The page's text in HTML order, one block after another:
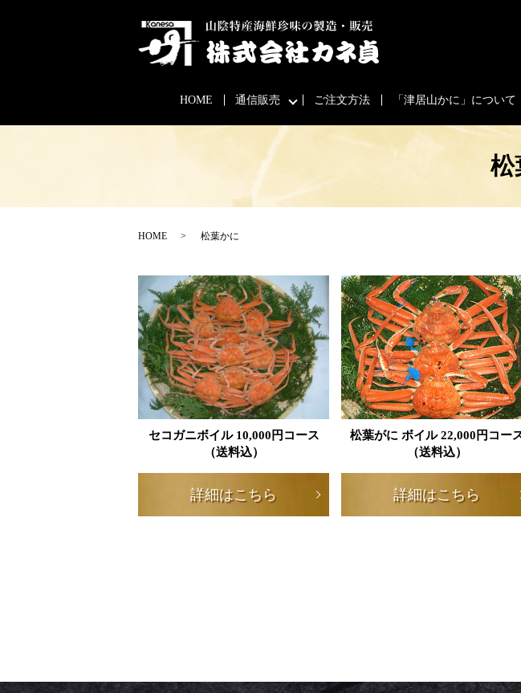
HOME 通信販売 ご注文方法 「津居山かに」について
松
HOME 松葉かに
セコガニボイル 10,000円コース
（送料込）
詳細はこちら
松葉がに ボイル 22,000円コー
（送料込）
詳細はこちら